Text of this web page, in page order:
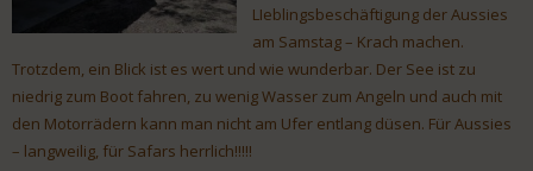
LIeblingsbeschäftigung der Aussies
am Samstag – Krach machen.
Trotzdem, ein Blick ist es wert und wie wunderbar. Der See ist zu
niedrig zum Boot fahren, zu wenig Wasser zum Angeln und auch mit
den Motorrädern kann man nicht am Ufer entlang düsen. Für Aussies
– langweilig, für Safars herrlich!!!!!